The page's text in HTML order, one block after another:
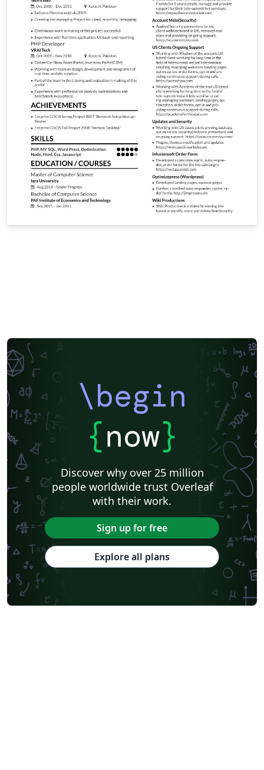
\begin
{now}
Discover why over 25 million
people worldwide trust Overleaf
with their work.
Sign up for free
Explore all plans